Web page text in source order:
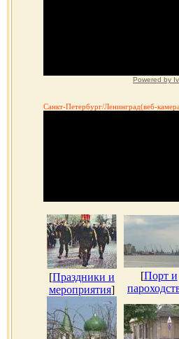
Powered by
Санкт-Петербург/Ленинград(веб-
[Праздники и
мероприятия]
[Порт и